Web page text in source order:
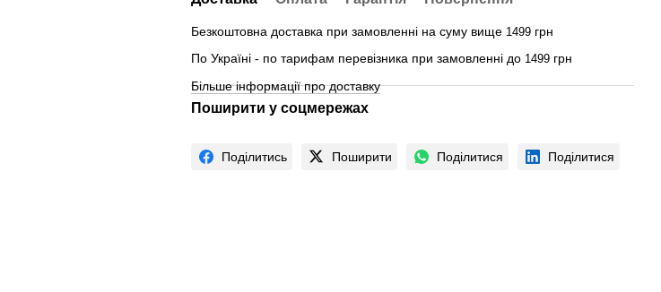
Безкоштовна доставка при замовленні на суму вище 1499 грн
По Україні - по тарифам перевізника при замовленні до 1499 грн
Більше інформації про доставку
Поширити у соцмережах
Поділитись Поширити Поділитися Поділитися